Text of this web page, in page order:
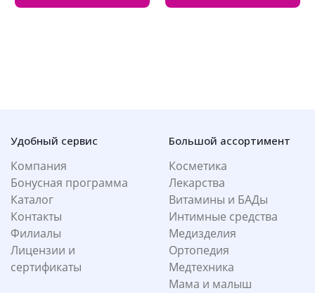
Удобный сервис
Компания
Бонусная программа
Каталог
Контакты
Филиалы
Лицензии и
сертификаты
Большой ассортимент
Косметика
Лекарства
Витамины и БАДы
Интимные средства
Медизделия
Ортопедия
Медтехника
Мама и малыш